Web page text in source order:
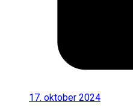
17. oktober 2024